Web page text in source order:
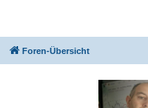
Foren-Übersicht